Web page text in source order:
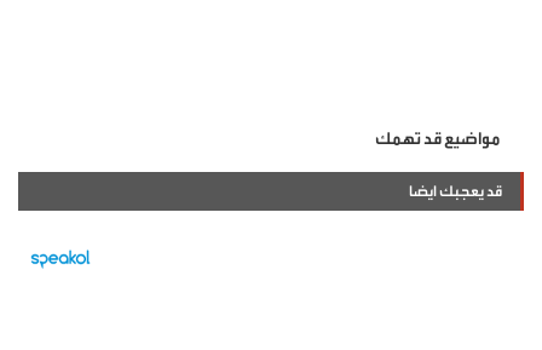
مواضيع قد تهمك
قد يعجبك ايضا